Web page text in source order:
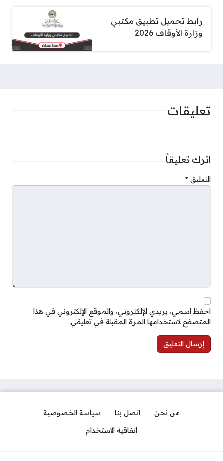
رابط تحميل تطبيق مكتبي
وزارة الأوقاف 2026
تعليقات
اترك تعليقاً
التعليق *
احفظ اسمي، بريدي الإلكتروني، والموقع الإلكتروني في هذا
المتصفح لاستخدامها المرة المقبلة في تعليقي.
من نحن اتصل بنا
سياسة الخصوصية
اتفاقية الاستخدام